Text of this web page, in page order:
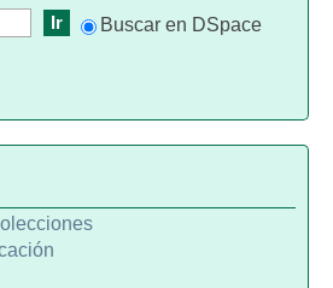
Buscar en DSpace